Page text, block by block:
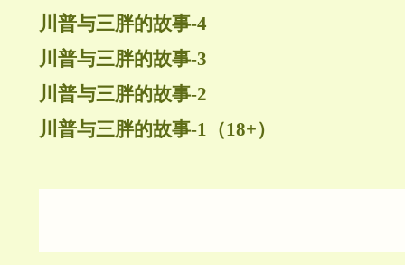
川普与三胖的故事-4
川普与三胖的故事-3
川普与三胖的故事-2
川普与三胖的故事-1（18+）